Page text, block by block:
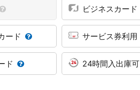
ビジネスカード
ード サービス券利用
ド 24時間入出庫可